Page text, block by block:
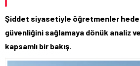
Şiddet siyasetiyle öğretmenler
güvenliğini sağlamaya dönük analiz
kapsamlı bir bakış.